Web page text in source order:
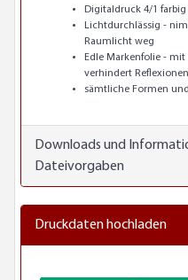
Digitaldruck 4/1
Lichtdurchlässig -
Raumlicht weg
Edle Markenfolie -
verhindert Reflexionen
sämtliche Formen
Downloads und
Dateivorgaben
Druckdaten hochladen